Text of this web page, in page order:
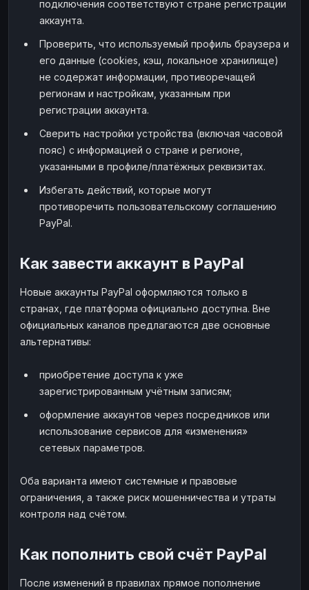
подключения соответствуют стране регистрации
аккаунта.
Проверить, что используемый профиль браузера и
его данные (cookies, кэш, локальное хранилище)
не содержат информации, противоречащей
регионам и настройкам, указанным при
регистрации аккаунта.
Сверить настройки устройства (включая часовой
пояс) с информацией о стране и регионе,
указанными в профиле/платёжных реквизитах.
Избегать действий, которые могут
противоречить пользовательскому соглашению
PayPal.
Как завести аккаунт в PayPal
Новые аккаунты PayPal оформляются только в
странах, где платформа официально доступна. Вне
официальных каналов предлагаются две основные
альтернативы:
приобретение доступа к уже
зарегистрированным учётным записям;
оформление аккаунтов через посредников или
использование сервисов для «изменения»
сетевых параметров.
Оба варианта имеют системные и правовые
ограничения, а также риск мошенничества и утраты
контроля над счётом.
Как пополнить свой счёт PayPal
После изменений в правилах прямое пополнение